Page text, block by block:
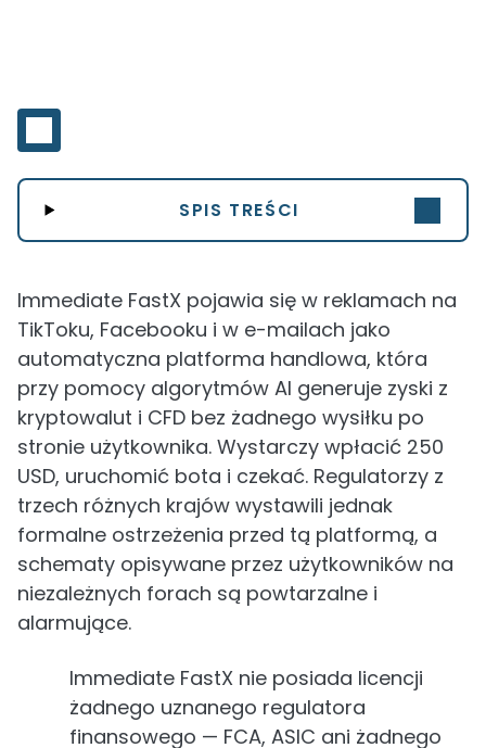
SPIS TREŚCI
Immediate FastX pojawia się w reklamach na
TikToku, Facebooku i w e-mailach jako
automatyczna platforma handlowa, która
przy pomocy algorytmów AI generuje zyski z
kryptowalut i CFD bez żadnego wysiłku po
stronie użytkownika. Wystarczy wpłacić 250
USD, uruchomić bota i czekać. Regulatorzy z
trzech różnych krajów wystawili jednak
formalne ostrzeżenia przed tą platformą, a
schematy opisywane przez użytkowników na
niezależnych forach są powtarzalne i
alarmujące.
Immediate FastX nie posiada licencji
żadnego uznanego regulatora
finansowego — FCA, ASIC ani żadnego